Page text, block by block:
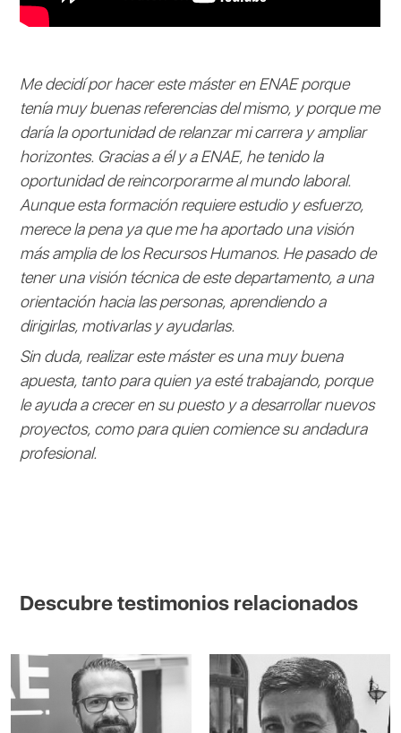
Me decidí por hacer este máster en ENAE porque
tenía muy buenas referencias del mismo, y porque me
daría la oportunidad de relanzar mi carrera y ampliar
horizontes. Gracias a él y a ENAE, he tenido la
oportunidad de reincorporarme al mundo laboral.
Aunque esta formación requiere estudio y esfuerzo,
merece la pena ya que me ha aportado una visión
más amplia de los Recursos Humanos. He pasado de
tener una visión técnica de este departamento, a una
orientación hacia las personas, aprendiendo a
dirigirlas, motivarlas y ayudarlas.
Sin duda, realizar este máster es una muy buena
apuesta, tanto para quien ya esté trabajando, porque
le ayuda a crecer en su puesto y a desarrollar nuevos
proyectos, como para quien comience su andadura
profesional.
Descubre testimonios relacionados